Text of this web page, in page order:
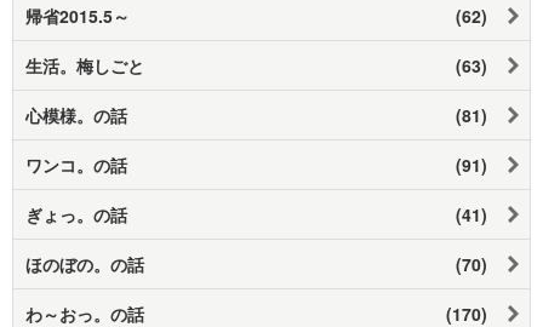
帰省2015.5～ (62)
生活。梅しごと (63)
心模様。の話 (81)
ワンコ。の話 (91)
ぎょっ。の話 (41)
ほのぼの。の話 (70)
わ～おっ。の話 (170)